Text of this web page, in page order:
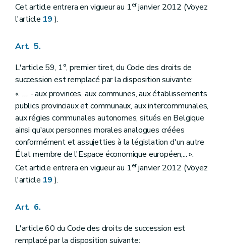
Cet article entrera en vigueur au 1erjanvier 2012 (Voyez
l'article 19 ).
Art. 5.
L'article 59, 1°, premier tiret, du Code des droits de
succession est remplacé par la disposition suivante:
«... - aux provinces, aux communes, aux établissements
publics provinciaux et communaux, aux intercommunales,
aux régies communales autonomes, situés en Belgique
ainsi qu'aux personnes morales analogues créées
conformément et assujetties à la législation d'un autre
État membre de l'Espace économique européen;... ».
Cet article entrera en vigueur au 1erjanvier 2012 (Voyez
l'article 19 ).
Art. 6.
L'article 60 du Code des droits de succession est
remplacé par la disposition suivante: